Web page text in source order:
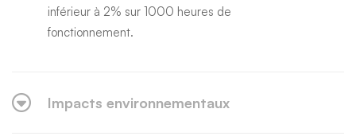
inférieur à 2% sur 1000 heures de
fonctionnement.
Impacts environnementaux